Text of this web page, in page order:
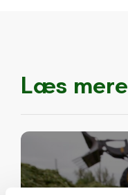
Læs mere